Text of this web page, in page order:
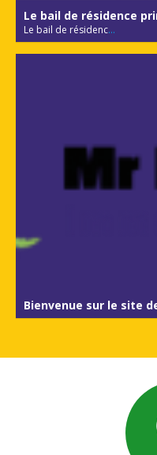
Le bail de résidence
Le bail de résidenc...
Bienvenue sur le site